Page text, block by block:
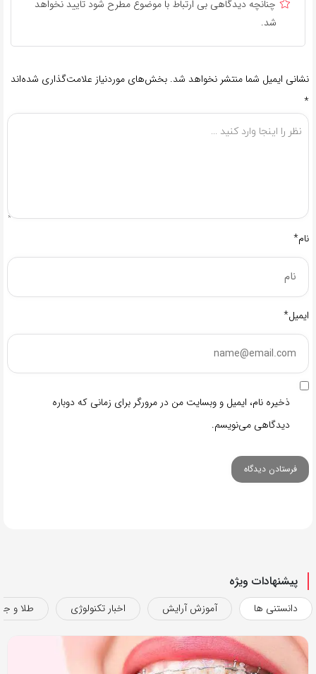
چنانچه دیدگاهی بی ارتباط با موضوع مطرح شود تایید نخواهد
شد.
نشانی ایمیل شما منتشر نخواهد شد. بخش‌های موردنیاز علامت‌گذاری شده‌اند
*
نام*
ایمیل*
ذخیره نام، ایمیل و وبسایت من در مرورگر برای زمانی که دوباره
دیدگاهی می‌نویسم.
پیشنهادات ویژه
دانستنی ها آموزش آرایش اخبار تکنولوژی طلا و